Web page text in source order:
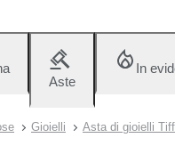
Aste
In
Gioielli Asta di gioielli